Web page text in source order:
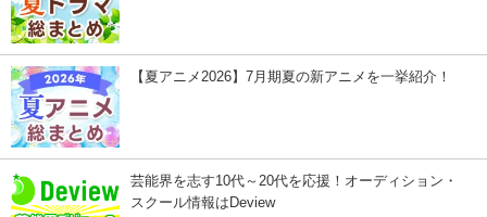
【夏アニメ2026】7月期夏の新アニメを一挙紹介！
芸能界を志す10代～20代を応援！オーディション・
スクール情報はDeview